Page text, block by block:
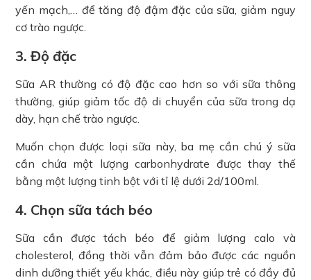
yến mạch,… để tăng độ đậm đặc của sữa, giảm nguy
cơ trào ngược.
3. Độ đặc
Sữa AR thường có độ đặc cao hơn so với sữa thông
thường, giúp giảm tốc độ di chuyển của sữa trong dạ
dày, hạn chế trào ngược.
Muốn chọn được loại sữa này, ba mẹ cần chú ý sữa
cần chứa một lượng carbonhydrate được thay thế
bằng một lượng tinh bột với tỉ lệ dưới 2d/100ml.
4. Chọn sữa tách béo
Sữa cần được tách béo để giảm lượng calo và
cholesterol, đồng thời vẫn đảm bảo được các nguồn
dinh dưỡng thiết yếu khác, điều này giúp trẻ có đầy đủ